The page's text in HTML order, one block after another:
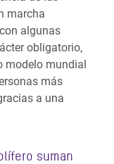
marcha
algunas
obligatorio,
modelo mundial
más
a una
suman